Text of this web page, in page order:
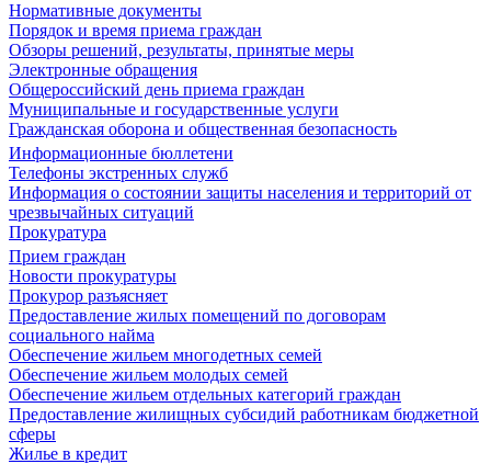
Нормативные документы
Порядок и время приема граждан
Обзоры решений, результаты, принятые меры
Электронные обращения
Общероссийский день приема граждан
Муниципальные и государственные услуги
Гражданская оборона и общественная безопасность
Информационные бюллетени
Телефоны экстренных служб
Информация о состоянии защиты населения и территорий от
чрезвычайных ситуаций
Прокуратура
Прием граждан
Новости прокуратуры
Прокурор разъясняет
Предоставление жилых помещений по договорам
социального найма
Обеспечение жильем многодетных семей
Обеспечение жильем молодых семей
Обеспечение жильем отдельных категорий граждан
Предоставление жилищных субсидий работникам бюджетной
сферы
Жилье в кредит